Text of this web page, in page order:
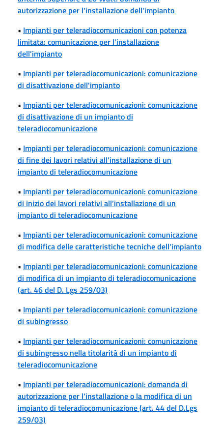
autorizzazione per l'installazione dell'impianto
• Impianti per teleradiocomunicazioni con potenza
limitata: comunicazione per l'installazione
dell'impianto
• Impianti per teleradiocomunicazioni: comunicazione
di disattivazione dell'impianto
• Impianti per teleradiocomunicazioni: comunicazione
di disattivazione di un impianto di
teleradiocomunicazione
• Impianti per teleradiocomunicazioni: comunicazione
di fine dei lavori relativi all’installazione di un
impianto di teleradiocomunicazione
• Impianti per teleradiocomunicazioni: comunicazione
di inizio dei lavori relativi all’installazione di un
impianto di teleradiocomunicazione
• Impianti per teleradiocomunicazioni: comunicazione
di modifica delle caratteristiche tecniche dell'impianto
• Impianti per teleradiocomunicazioni: comunicazione
di modifica di un impianto di teleradiocomunicazione
(art. 46 del D. Lgs 259/03)
• Impianti per teleradiocomunicazioni: comunicazione
di subingresso
• Impianti per teleradiocomunicazioni: comunicazione
di subingresso nella titolarità di un impianto di
teleradiocomunicazione
• Impianti per teleradiocomunicazioni: domanda di
autorizzazione per l'installazione o la modifica di un
impianto di teleradiocomunicazione (art. 44 del D.Lgs
259/03)